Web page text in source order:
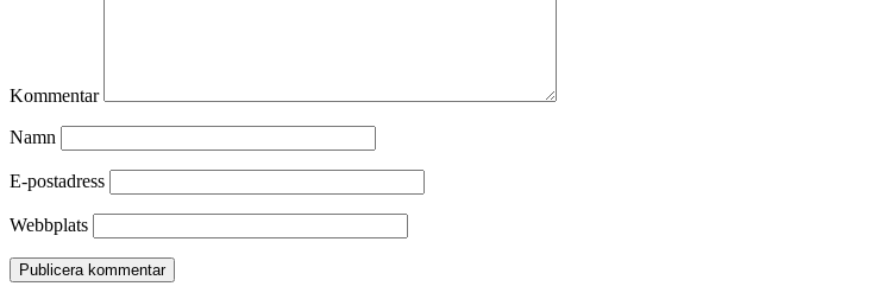
Kommentar
Namn
E-postadress
Webbplats